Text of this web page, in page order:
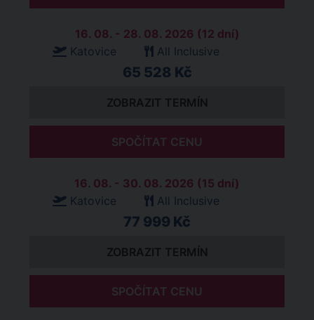
16. 08. - 28. 08. 2026 (12 dní)
Katovice
All Inclusive
65 528 Kč
ZOBRAZIT TERMÍN
SPOČÍTAT CENU
16. 08. - 30. 08. 2026 (15 dní)
Katovice
All Inclusive
77 999 Kč
ZOBRAZIT TERMÍN
SPOČÍTAT CENU